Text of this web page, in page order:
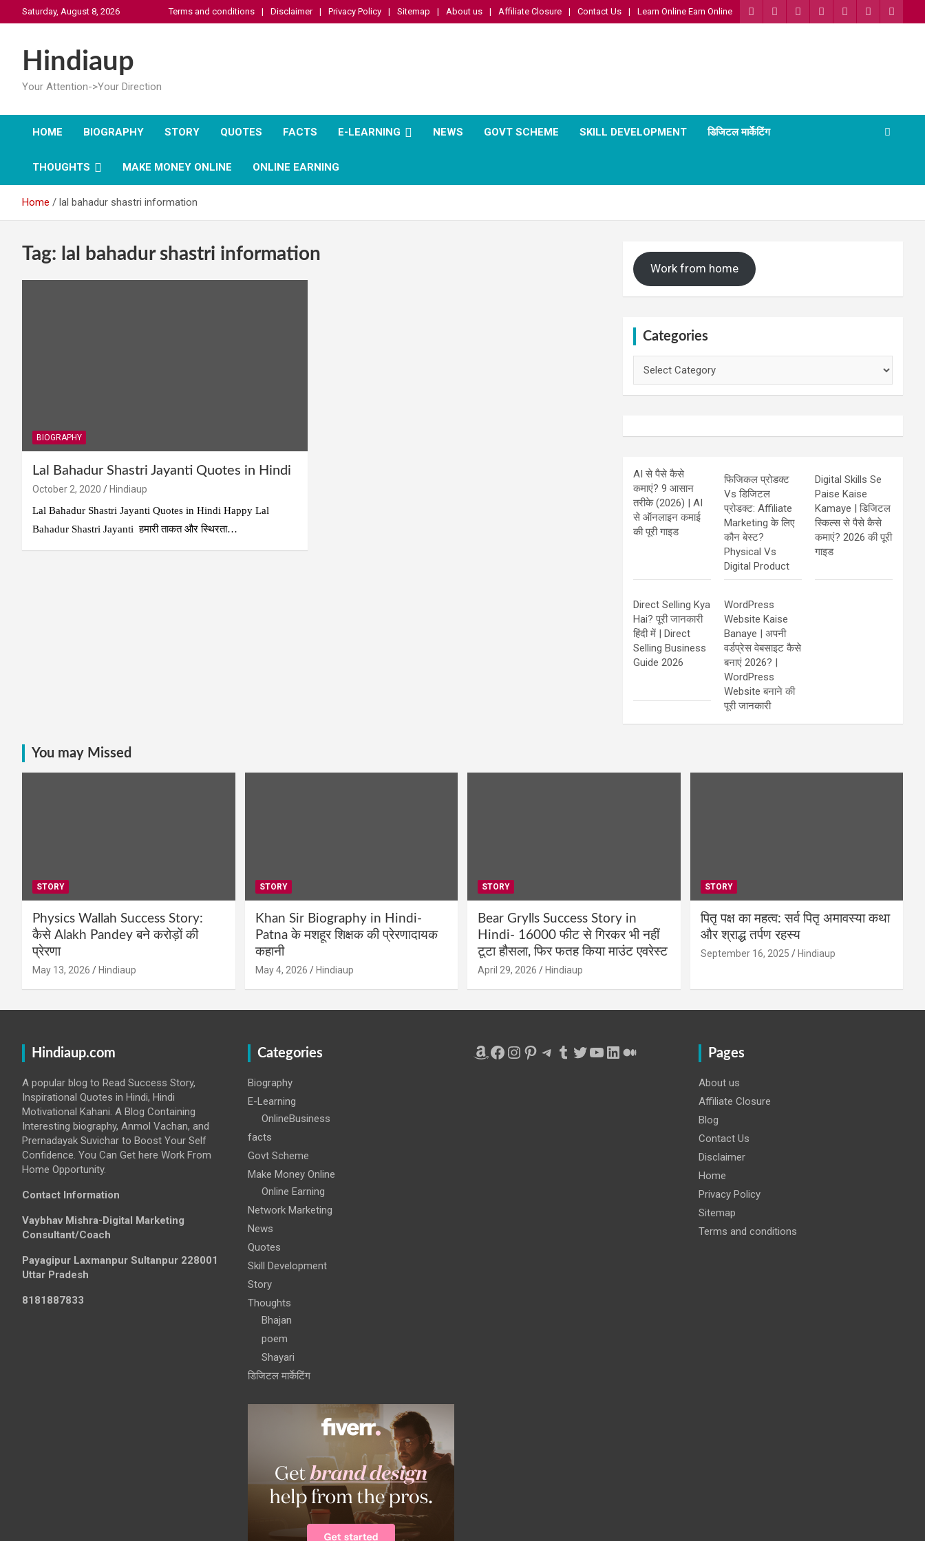
to
Saturday, August 8, 2026 Terms and conditions Disclaimer Privacy Policy Sitemap About us Affiliate Closure Contact Us Learn Online Earn Online
Hindiaup
Your Attention->Your Direction
HOME BIOGRAPHY STORY QUOTES FACTS E-LEARNING NEWS GOVT SCHEME SKILL DEVELOPMENT डिजिटल मार्केटिंग
THOUGHTS MAKE MONEY ONLINE ONLINE EARNING
Home lal bahadur shastri information
Tag: lal bahadur shastri information
BIOGRAPHY
Lal Bahadur Shastri Jayanti Quotes in Hindi
October 2, 2020
Hindiaup
Lal Bahadur Shastri Jayanti Quotes in Hindi Happy Lal
Bahadur Shastri Jayanti हमारी ताकत और स्थिरता…
Work from home
Categories
AI से पैसे कैसे
कमाएं? 9 आसान
तरीके (2026) | AI
से ऑनलाइन कमाई
की पूरी गाइड
फिजिकल प्रोडक्ट
Vs डिजिटल
प्रोडक्ट: Affiliate
Marketing के लिए
कौन बेस्ट?
Physical Vs
Digital Product
Digital Skills Se
Paise Kaise
Kamaye | डिजिटल
स्किल्स से पैसे कैसे
कमाएं? 2026 की पूरी
गाइड
Direct Selling Kya
Hai? पूरी जानकारी
हिंदी में | Direct
Selling Business
Guide 2026
WordPress
Website Kaise
Banaye | अपनी
वर्डप्रेस वेबसाइट कैसे
बनाएं 2026? |
WordPress
Website बनाने की
पूरी जानकारी
You may Missed
STORY
Physics Wallah Success Story:
कैसे Alakh Pandey बने करोड़ों की
प्रेरणा
May 13, 2026 Hindiaup
STORY
Khan Sir Biography in Hindi-
Patna के मशहूर शिक्षक की प्रेरणादायक
कहानी
May 4, 2026 Hindiaup
STORY
Bear Grylls Success Story in
Hindi- 16000 फीट से गिरकर भी नहीं
टूटा हौसला, फिर फतह किया माउंट एवरेस्ट
April 29, 2026 Hindiaup
STORY
पितृ पक्ष का महत्व: सर्व पितृ अमावस्या कथा
और श्राद्ध तर्पण रहस्य
September 16, 2025 Hindiaup
Hindiaup.com
A popular blog to Read Success Story,
Inspirational Quotes in Hindi, Hindi
Motivational Kahani. A Blog Containing
Interesting biography, Anmol Vachan, and
Prernadayak Suvichar to Boost Your Self
Confidence. You Can Get here Work From
Home Opportunity.
Contact Information
Vaybhav Mishra-Digital Marketing
Consultant/Coach
Payagipur Laxmanpur Sultanpur 228001
Uttar Pradesh
8181887833
Categories
Biography
E-Learning
OnlineBusiness
facts
Govt Scheme
Make Money Online
Online Earning
Network Marketing
News
Quotes
Skill Development
Story
Thoughts
Bhajan
poem
Shayari
डिजिटल मार्केटिंग
Amazon
Facebook
Instagram
Pinterest
Telegram
Tumblr
Twitter
YouTube
LinkedIn
Medium Pages
About us
Affiliate Closure
Blog
Contact Us
Disclaimer
Home
Privacy Policy
Sitemap
Terms and conditions